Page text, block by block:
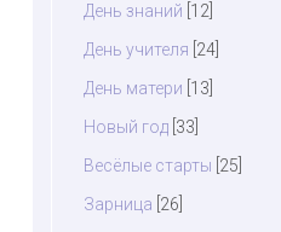
День знаний [12]
День учителя [24]
День матери [13]
Новый год [33]
Весёлые старты [25]
Зарница [26]